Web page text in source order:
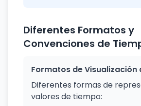
Diferentes Formatos y
Convenciones de
Formatos de Visualización
Diferentes formas de
valores de tiempo: